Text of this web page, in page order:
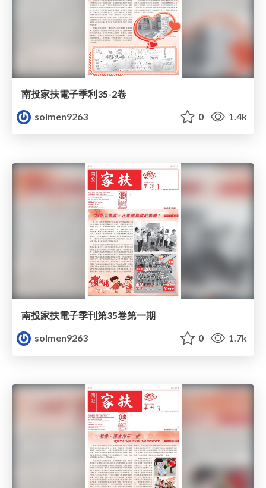
南投家扶電子季利35-2卷
solmen9263
0 1.4k
南投家扶電子季刊第35卷第一期
solmen9263
0 1.7k